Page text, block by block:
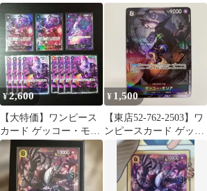
リー・ボニー パラレル
4枚セット
ア ゲッコーモリア
SR パラレルレア
¥2,600
【大特価】ワンピース
カード ゲッコー・モリ
ア R パラレル SR パラ
レル SR
¥ 1,500
【東店52-762-2503】ワ
ンピースカード ゲッコ
ー・モリア OP06-086
SR パラレル